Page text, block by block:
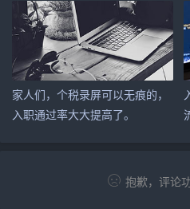
家人们，个税录屏可以无痕的，
入职通过率大大提高了。
抱歉，评论